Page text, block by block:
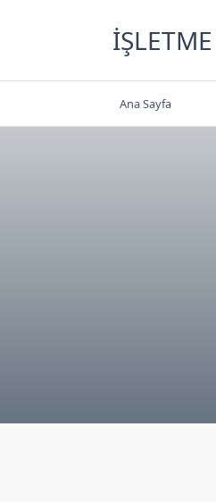
Ana Sayfa